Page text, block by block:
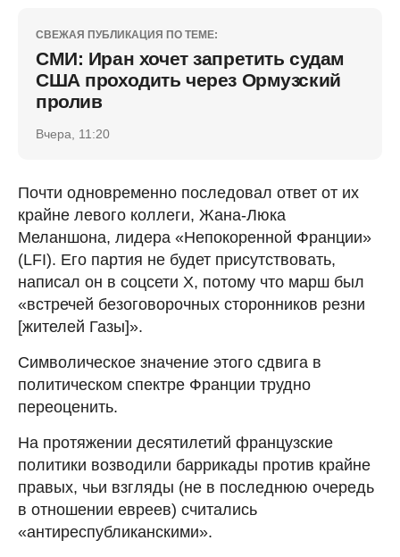
СВЕЖАЯ ПУБЛИКАЦИЯ ПО ТЕМЕ:
СМИ: Иран хочет запретить судам
США проходить через Ормузский
пролив
Вчера, 11:20
Почти одновременно последовал ответ от их
крайне левого коллеги, Жана-Люка
Меланшона, лидера «Непокоренной Франции»
(LFI). Его партия не будет присутствовать,
написал он в соцсети X, потому что марш был
«встречей безоговорочных сторонников резни
[жителей Газы]».
Символическое значение этого сдвига в
политическом спектре Франции трудно
переоценить.
На протяжении десятилетий французские
политики возводили баррикады против крайне
правых, чьи взгляды (не в последнюю очередь
в отношении евреев) считались
«антиреспубликанскими».